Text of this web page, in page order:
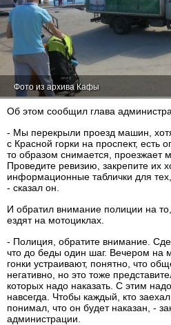
Фото из архива Кафы
Об этом сообщил глава
- Мы перекрыли проезд машин,
с Красной горки на проспект, есть
то образом снимается, проезжает
Проведите ревизию, закрепите их
информационные таблички для
- сказал он.
И обратил внимание полиции на
ездят на мотоциклах.
- Полиция, обратите внимание.
что до беды один шаг. Вечером на
гонки устраивают, понятно, что
негативно, но это тоже
которых надо наказать. С этим
навсегда. Чтобы каждый, кто
понимал, что он будет наказан, -
администрации.